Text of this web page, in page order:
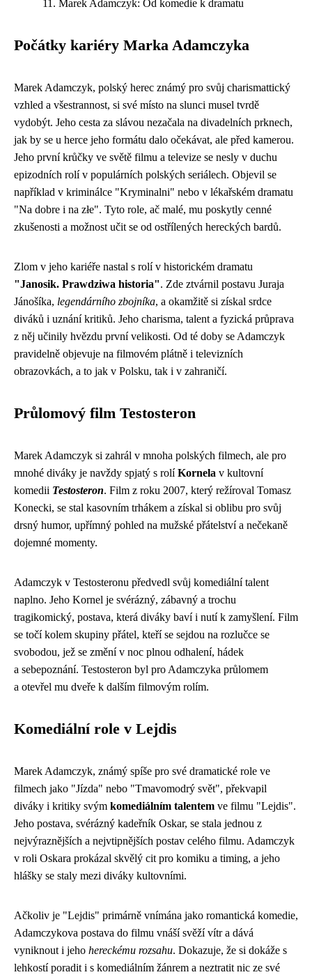
Marek Adamczyk: Od komedie k dramatu
Počátky kariéry Marka Adamczyka
Marek Adamczyk, polský herec známý pro svůj charismattický
vzhled a všestrannost, si své místo na slunci musel tvrdě
vydobýt. Jeho cesta za slávou nezačala na divadelních prknech,
jak by se u herce jeho formátu dalo očekávat, ale před kamerou.
Jeho první krůčky ve světě filmu a televize se nesly v duchu
epizodních rolí v populárních polských seriálech. Objevil se
například v kriminálce "Kryminalni" nebo v lékařském dramatu
"Na dobre i na złe". Tyto role, ač malé, mu poskytly cenné
zkušenosti a možnost učit se od ostřílených hereckých bardů.
Zlom v jeho kariéře nastal s rolí v historickém dramatu
"Janosik. Prawdziwa historia". Zde ztvárnil postavu Juraja
Jánošíka, legendárního zbojníka, a okamžitě si získal srdce
diváků i uznání kritiků. Jeho charisma, talent a fyzická průprava
z něj učinily hvězdu první velikosti. Od té doby se Adamczyk
pravidelně objevuje na filmovém plátně i televizních
obrazovkách, a to jak v Polsku, tak i v zahraničí.
Průlomový film Testosteron
Marek Adamczyk si zahrál v mnoha polských filmech, ale pro
mnohé diváky je navždy spjatý s rolíKornela v kultovní
komedii Testosteron. Film z roku 2007, který režíroval Tomasz
Konecki, se stal kasovním trhákem a získal si oblibu pro svůj
drsný humor, upřímný pohled na mužské přátelství a nečekaně
dojemné momenty.
Adamczyk v Testosteronu předvedl svůj komediální talent
naplno. Jeho Kornel je svérázný, zábavný a trochu
tragikomický, postava, která diváky baví i nutí k zamyšlení. Film
se točí kolem skupiny přátel, kteří se sejdou na rozlučce se
svobodou, jež se změní v noc plnou odhalení, hádek
a sebepoznání. Testosteron byl pro Adamczyka průlomem
a otevřel mu dveře k dalším filmovým rolím.
Komediální role v Lejdis
Marek Adamczyk, známý spíše pro své dramatické role ve
filmech jako "Jízda" nebo "Tmavomodrý svět", překvapil
diváky i kritiky svým komediálním talentem ve filmu "Lejdis".
Jeho postava, svérázný kadeřník Oskar, se stala jednou z
nejvýraznějších a nejvtipnějších postav celého filmu. Adamczyk
v roli Oskara prokázal skvělý cit pro komiku a timing, a jeho
hlášky se staly mezi diváky kultovními.
Ačkoliv je "Lejdis" primárně vnímána jako romantická komedie,
Adamczykova postava do filmu vnáší svěží vítr a dává
vyniknout i jeho hereckému rozsahu. Dokazuje, že si dokáže s
lehkostí poradit i s komediálním žánrem a neztratit nic ze své